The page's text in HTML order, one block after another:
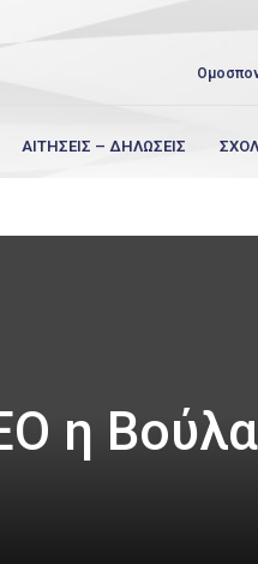
ΑΙΤΗΣΕΙΣ – ΔΗΛΩΣΕΙΣ
η Βούλα